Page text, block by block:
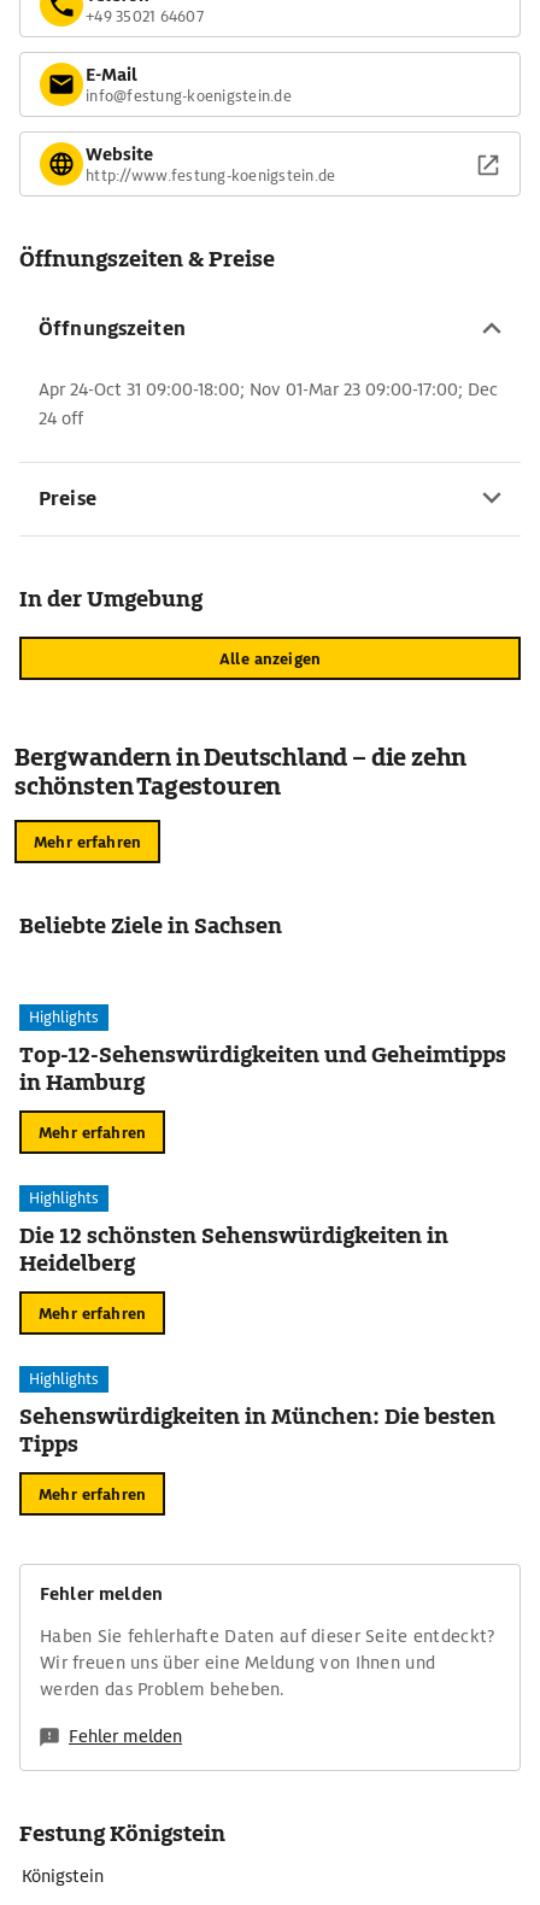
+49 35021 64607
E-Mail
info@festung-koenigstein.de
Website
http://www.festung-koenigstein.de
Öffnungszeiten & Preise
Öffnungszeiten
Apr 24-Oct 31 09:00-18:00; Nov 01-Mar 23 09:00-17:00; Dec
24 off
Preise
In der Umgebung
Alle anzeigen
Bergwandern in Deutschland – die zehn
schönsten Tagestouren
Mehr erfahren
Beliebte Ziele in Sachsen
Highlights
Top-12-Sehenswürdigkeiten und Geheimtipps
in Hamburg
Mehr erfahren
Highlights
Die 12 schönsten Sehenswürdigkeiten in
Heidelberg
Mehr erfahren
Highlights
Sehenswürdigkeiten in München: Die besten
Tipps
Mehr erfahren
Fehler melden
Haben Sie fehlerhafte Daten auf dieser Seite entdeckt?
Wir freuen uns über eine Meldung von Ihnen und
werden das Problem beheben.
Fehler melden
Festung Königstein
Königstein